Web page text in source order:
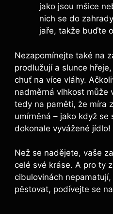
jako jsou mšice
nich se do
jaře, takže buďte
Nezapomínejte také na
prodlužují a slunce
chuť na více vláhy.
nadměrná vlhkost může
tedy na paměti, že míra
umírněná – jako když se
dokonale vyvážené jídlo!
Než se nadějete, vaše
celé své kráse. A pro ty
cibulovinách
pěstovat, podívejte se